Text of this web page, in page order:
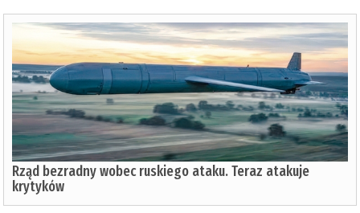
Rząd bezradny wobec ruskiego ataku. Teraz atakuje
krytyków